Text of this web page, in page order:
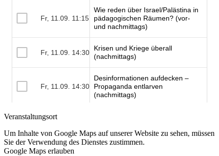
Veranstaltungsort
Um Inhalte von Google Maps auf unserer Website zu sehen, müssen
Sie der Verwendung des Dienstes zustimmen.
Google Maps erlauben